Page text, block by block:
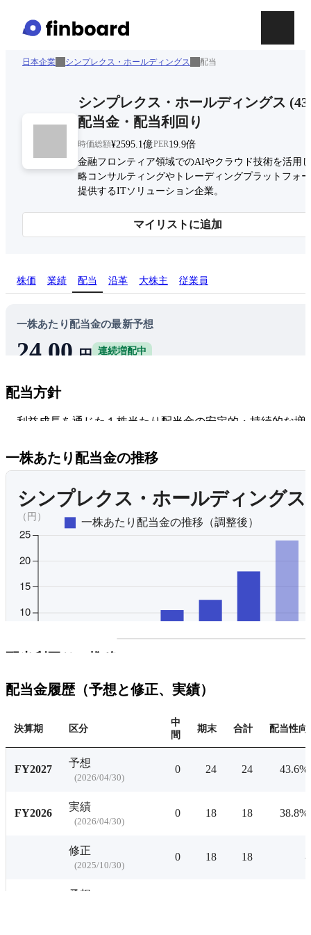
日本企業 シンプレクス・ホールディングス 配当
シンプレクス・ホールディングス (
配当金・配当利回り
時価総額¥2595.1億PER19.9倍
金融フロンティア領域でのAIやクラウド技術を活用
略コンサルティングやトレーディングプラットフォ
提供するITソリューション企業。
マイリストに追加
株価 業績 配当 沿革 大株主 従業員
一株あたり配当金の最新予想
24.00 円 連続増配中
2,400円の配当金が貰える予想です。
配当利回り 2.2%
配当方針
利益成長を通じた１株当たり配当金の安定的・持続的な増
る。業績動向やROE水準、成長投資の機会等を総合的に勘
した上で、配当を基本として株主還元の充実に努める方針
オリジナルを見る
一株あたり配当金の推移
プレミアム会員にご登録
配当利回りの推移にアクセ
配当金履歴（予想と修正、実績）
決算期 区分
中
間
期末 合計 配当性向
FY2027
予想
(2026/04/30)
0 24 24 43.6%
FY2026
実績
(2026/04/30)
0 18 18 38.8%
修正
(2025/10/30)
0 18 18 -
予想